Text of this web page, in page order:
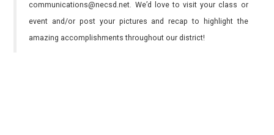
communications@necsd.net. We’d love to visit your class or
event and/or post your pictures and recap to highlight the
amazing accomplishments throughout our district!